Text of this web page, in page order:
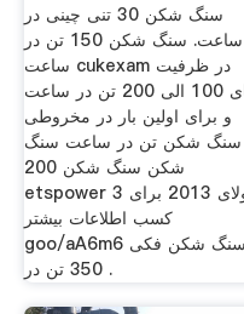
سنگ شکن 30 تنی چینی در
ساعت. سنگ شکن 150 تن در
ساعت cukexam در ظرفیت
های 100 الی 200 تن در ساعت
و برای اولین بار در مخروطی
سنگ شکن تن در ساعت سنگ
شکن سنگ شکن 200
etspower 3 جولای 2013 برای
کسب اطلاعات بیشتر
goo/aA6m6 سنگ شکن فکی
350 تن در .